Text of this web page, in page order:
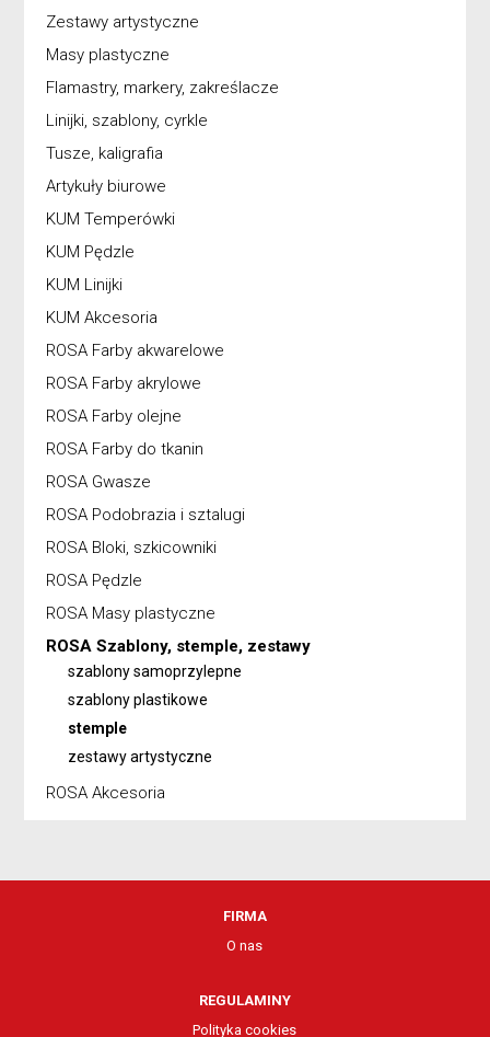
Zestawy artystyczne
Masy plastyczne
Flamastry, markery, zakreślacze
Linijki, szablony, cyrkle
Tusze, kaligrafia
Artykuły biurowe
KUM Temperówki
KUM Pędzle
KUM Linijki
KUM Akcesoria
ROSA Farby akwarelowe
ROSA Farby akrylowe
ROSA Farby olejne
ROSA Farby do tkanin
ROSA Gwasze
ROSA Podobrazia i sztalugi
ROSA Bloki, szkicowniki
ROSA Pędzle
ROSA Masy plastyczne
ROSA Szablony, stemple, zestawy
szablony samoprzylepne
szablony plastikowe
stemple
zestawy artystyczne
ROSA Akcesoria
FIRMA
O nas
REGULAMINY
Polityka cookies